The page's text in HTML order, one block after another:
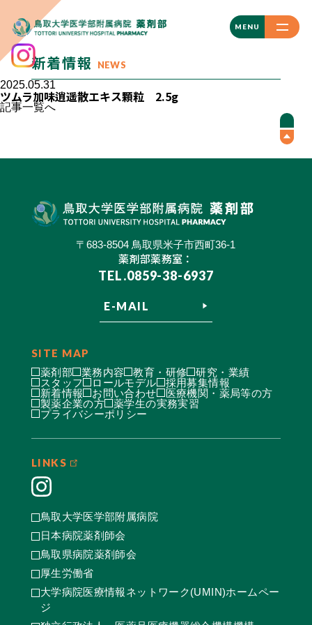
MENU
CLOSE
新着情報 NEWS
2025.05.31
ツムラ加味逍遥散エキス顆粒 2.5g
記事一覧へ
〒683-8504 鳥取県米子市西町36-1
薬剤部薬務室：
TEL.0859-38-6937
E-MAIL
SITE MAP
薬剤部 業務内容 教育・研修
研究・業績
スタッフ
ロールモデル
採用募集情報
新着情報
お問い合わせ
医療機関・薬局等の方
製薬企業の方
薬学生の実務実習
プライバシーポリシー
LINKS
鳥取大学医学部附属病院
日本病院薬剤師会
鳥取県病院薬剤師会
厚生労働省
大学病院医療情報ネットワーク(UMIN)ホームペー
ジ